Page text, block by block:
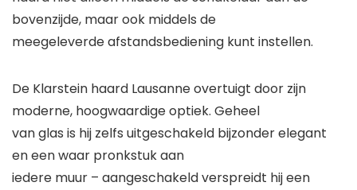
bovenzijde, maar ook middels de
meegeleverde afstandsbediening kunt instellen.
De Klarstein haard Lausanne overtuigt door zijn
moderne, hoogwaardige optiek. Geheel
van glas is hij zelfs uitgeschakeld bijzonder elegant
en een waar pronkstuk aan
iedere muur – aangeschakeld verspreidt hij een